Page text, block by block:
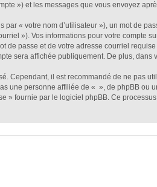
») et les messages que vous envoyez
« votre nom d’utilisateur »), un mot de
»). Vos informations pour votre compte
de passe et de votre adresse courriel
sera affichée publiquement. De plus,
Cependant, il est recommandé de ne pas
une personne affiliée de « », de phpBB
» fournie par le logiciel phpBB. Ce